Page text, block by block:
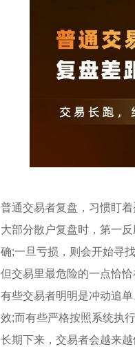
普通交易者复盘，习惯盯
大部分散户复盘时，第一
确;一旦亏损，则会开始寻
但交易里最危险的一点恰
有些交易者明明是冲动追
效;而有些严格按照系统执
长期下来，交易者会越来